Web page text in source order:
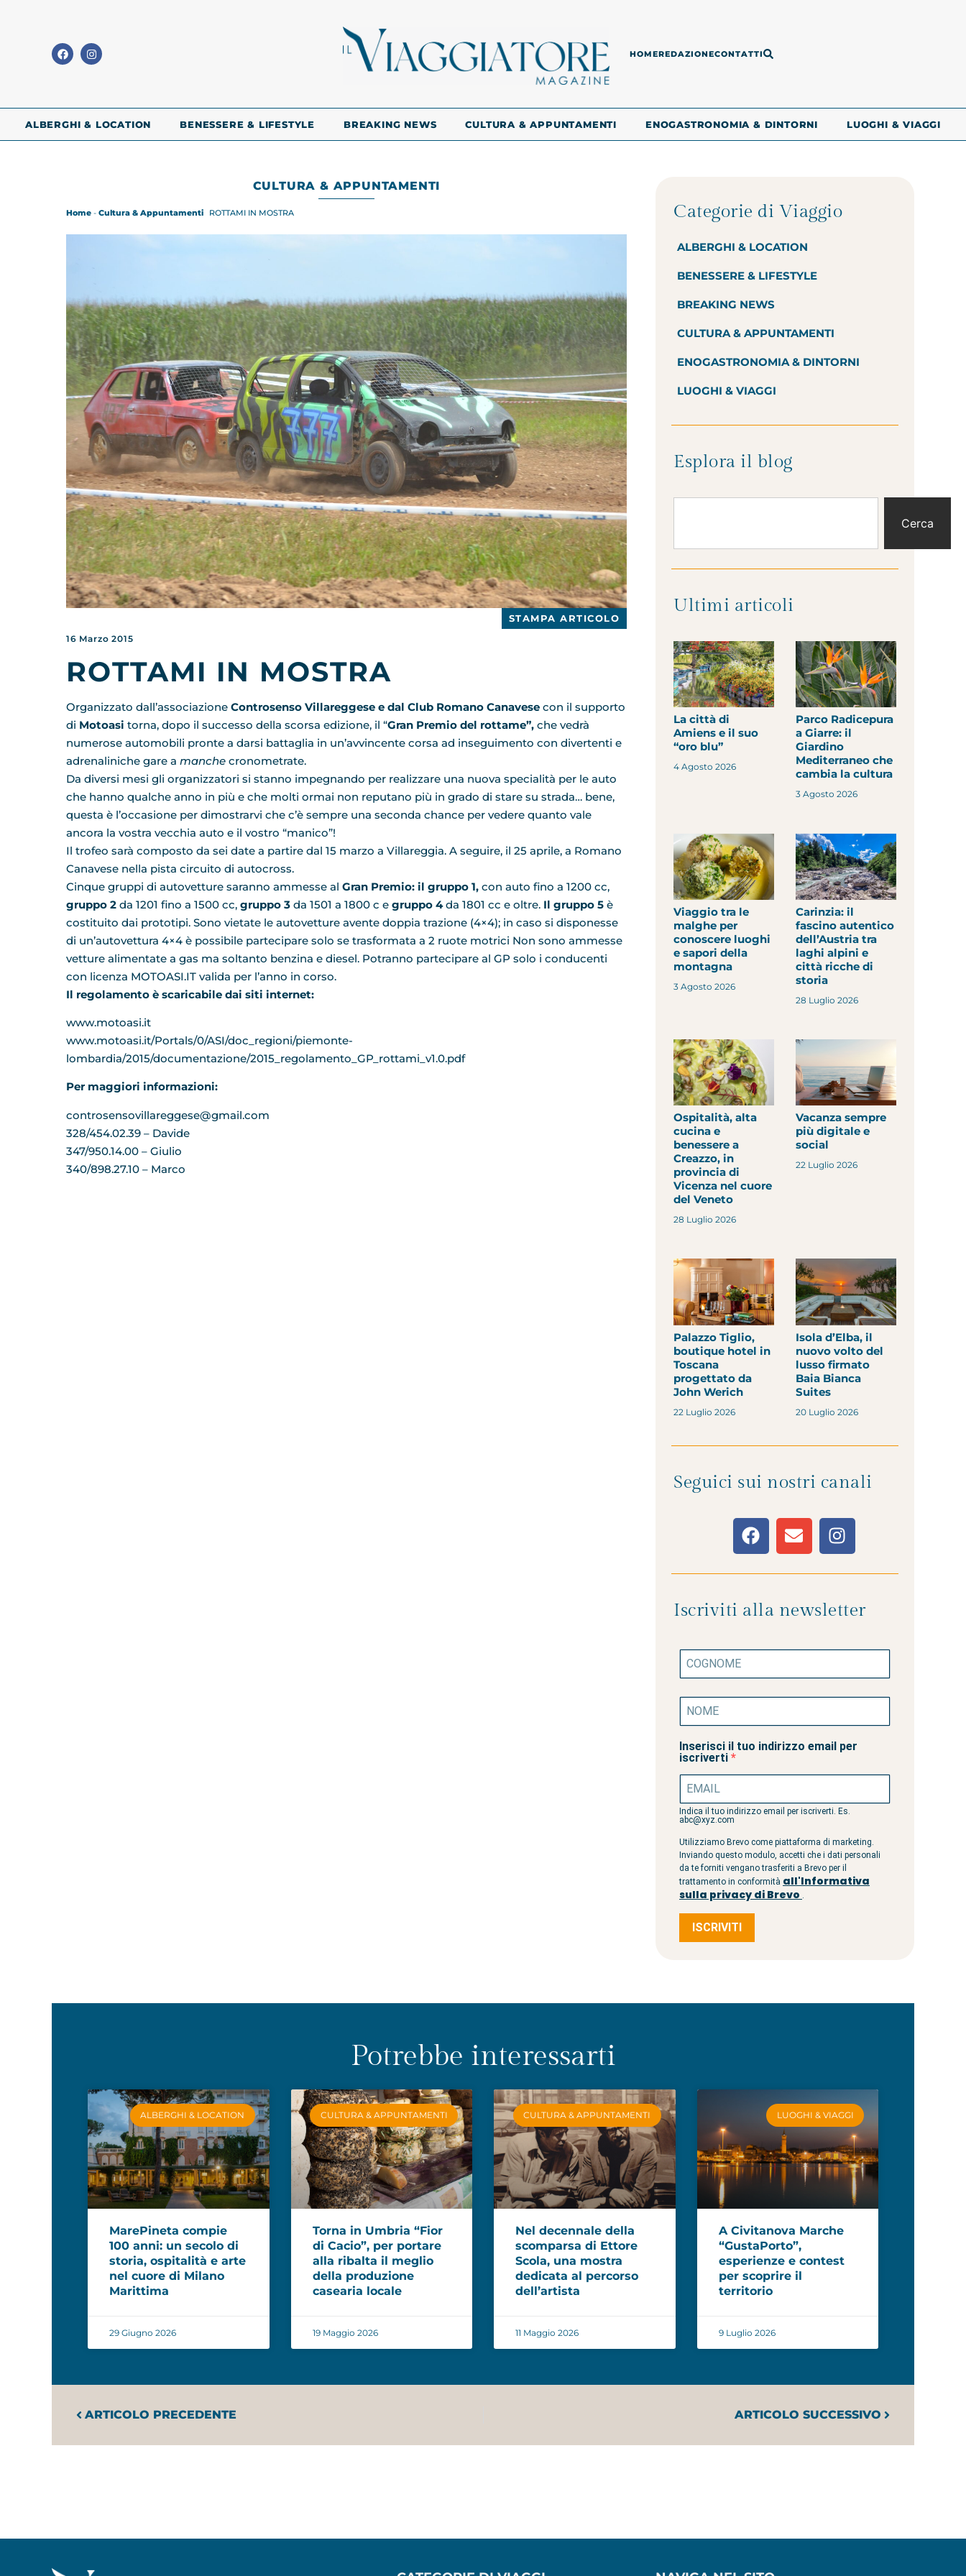
HOMEREDAZIONECONTATTI
ALBERGHI & LOCATION BENESSERE & LIFESTYLE BREAKING NEWS CULTURA & APPUNTAMENTI ENOGASTRONOMIA & DINTORNI LUOGHI & VIAGGI
CULTURA & APPUNTAMENTI
Home - Cultura & Appuntamenti ROTTAMI IN MOSTRA
STAMPA ARTICOLO
16 Marzo 2015
ROTTAMI IN MOSTRA
Organizzato dall’associazione Controsenso Villareggese e dal Club Romano Canavese con il supporto
di Motoasi torna, dopo il successo della scorsa edizione, il “Gran Premio del rottame”, che vedrà
numerose automobili pronte a darsi battaglia in un’avvincente corsa ad inseguimento con divertenti e
adrenaliniche gare a manche cronometrate.
Da diversi mesi gli organizzatori si stanno impegnando per realizzare una nuova specialità per le auto
che hanno qualche anno in più e che molti ormai non reputano più in grado di stare su strada… bene,
questa è l’occasione per dimostrarvi che c’è sempre una seconda chance per vedere quanto vale
ancora la vostra vecchia auto e il vostro “manico”!
Il trofeo sarà composto da sei date a partire dal 15 marzo a Villareggia. A seguire, il 25 aprile, a Romano
Canavese nella pista circuito di autocross.
Cinque gruppi di autovetture saranno ammesse al Gran Premio: il gruppo 1, con auto fino a 1200 cc,
gruppo 2 da 1201 fino a 1500 cc, gruppo 3 da 1501 a 1800 c e gruppo 4da 1801 cc e oltre. Il gruppo 5 è
costituito dai prototipi. Sono vietate le autovetture avente doppia trazione (4×4); in caso si disponesse
di un’autovettura 4×4 è possibile partecipare solo se trasformata a 2 ruote motrici Non sono ammesse
vetture alimentate a gas ma soltanto benzina e diesel. Potranno partecipare al GP solo i conducenti
con licenza MOTOASI.IT valida per l’anno in corso.
Il regolamento è scaricabile dai siti internet:
www.motoasi.it
www.motoasi.it/Portals/0/ASI/doc_regioni/piemonte-
lombardia/2015/documentazione/2015_regolamento_GP_rottami_v1.0.pdf
Per maggiori informazioni:
controsensovillareggese@gmail.com
328/454.02.39 – Davide
347/950.14.00 – Giulio
340/898.27.10 – Marco
Categorie di Viaggio
ALBERGHI & LOCATION
BENESSERE & LIFESTYLE
BREAKING NEWS
CULTURA & APPUNTAMENTI
ENOGASTRONOMIA & DINTORNI
LUOGHI & VIAGGI
Esplora il blog
Cerca
Ultimi articoli
La città di
Amiens e il suo
“oro blu”
4 Agosto 2026
Parco Radicepura
a Giarre: il
Giardino
Mediterraneo che
cambia la cultura
3 Agosto 2026
Viaggio tra le
malghe per
conoscere luoghi
e sapori della
montagna
3 Agosto 2026
Carinzia: il
fascino autentico
dell’Austria tra
laghi alpini e
città ricche di
storia
28 Luglio 2026
Ospitalità, alta
cucina e
benessere a
Creazzo, in
provincia di
Vicenza nel cuore
del Veneto
28 Luglio 2026
Vacanza sempre
più digitale e
social
22 Luglio 2026
Palazzo Tiglio,
boutique hotel in
Toscana
progettato da
John Werich
22 Luglio 2026
Isola d’Elba, il
nuovo volto del
lusso firmato
Baia Bianca
Suites
20 Luglio 2026
Seguici sui nostri canali
Iscriviti alla newsletter
Inserisci il tuo indirizzo email per
iscriverti
Indica il tuo indirizzo email per iscriverti. Es.
abc@xyz.com
Utilizziamo Brevo come piattaforma di marketing.
Inviando questo modulo, accetti che i dati personali
da te forniti vengano trasferiti a Brevo per il
trattamento in conformità all'Informativa
sulla privacy di Brevo
ISCRIVITI
Potrebbe interessarti
ALBERGHI & LOCATION
MarePineta compie
100 anni: un secolo di
storia, ospitalità e arte
nel cuore di Milano
Marittima
29 Giugno 2026
CULTURA & APPUNTAMENTI
Torna in Umbria “Fior
di Cacio”, per portare
alla ribalta il meglio
della produzione
casearia locale
19 Maggio 2026
CULTURA & APPUNTAMENTI
Nel decennale della
scomparsa di Ettore
Scola, una mostra
dedicata al percorso
dell’artista
11 Maggio 2026
LUOGHI & VIAGGI
A Civitanova Marche
“GustaPorto”,
esperienze e contest
per scoprire il
territorio
9 Luglio 2026
ARTICOLO PRECEDENTE ARTICOLO SUCCESSIVO